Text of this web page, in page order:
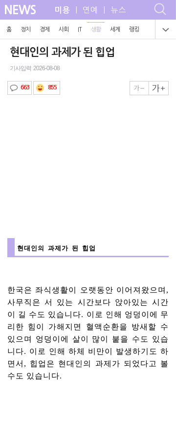
NEWS 미용 | 연예 | 뉴스
홈 정치 경제 사회 IT 생활 세계 랭킹
현대인의 과제가 된 힙업
기사입력 2026-08-08
663 855
현대인의 과제가 된 힙업
한국은 좌식생활이 오랫동안 이어져왔으며,
사무직은 서 있는 시간보다 앉아있는 시간
이 길 수도 있습니다. 이로 인해 엉덩이에 무
리한 힘이 가해지면 혈액순환을 방새할 수
있으며 엉덩이에 살이 많이 붙을 수도 있습
니다. 이로 인해 하체 비만이 발생하기도 하
면서, 힙업은 현대인의 과제가 되었다고 볼
수도 있습니다.